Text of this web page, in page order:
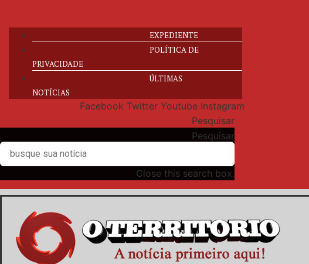
EXPEDIENTE
POLÍTICA DE
PRIVACIDADE
ÚLTIMAS
NOTÍCIAS
Facebook Twitter Youtube Instagram
Pesquisar
Pesquisar
Close this search box.